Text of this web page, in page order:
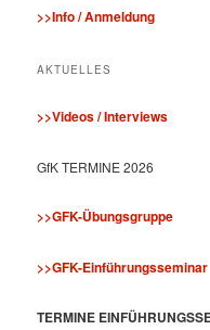
>>Info / Anmeldung
AKTUELLES
>>Videos / Interviews
GfK TERMINE 2026
>>GFK-Übungsgruppe
>>GFK-Einführungsseminar
TERMINE